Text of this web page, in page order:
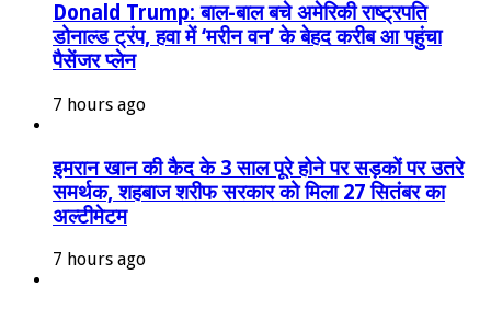
Donald Trump: बाल-बाल बचे अमेरिकी राष्ट्रपति
डोनाल्ड ट्रंप, हवा में ‘मरीन वन’ के बेहद करीब आ पहुंचा
पैसेंजर प्लेन
7 hours ago
इमरान खान की कैद के 3 साल पूरे होने पर सड़कों पर उतरे
समर्थक, शहबाज शरीफ सरकार को मिला 27 सितंबर का
अल्टीमेटम
7 hours ago